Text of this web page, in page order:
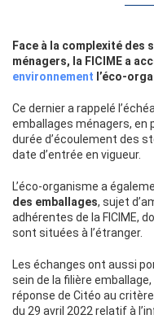
Face à la complexité des
ménagers, la FICIME a
environnement l’éco-
Ce dernier a rappelé
emballages ménagers,
durée d’écoulement des
date d’entrée en vigueur.
L’éco-organisme a
des emballages, sujet
adhérentes de la FICIME,
sont situées à l’étranger.
Les échanges ont aussi
sein de la filière
réponse de Citéo au
du 29 avril 2022 relatif à